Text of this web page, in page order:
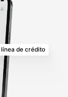
de crédito